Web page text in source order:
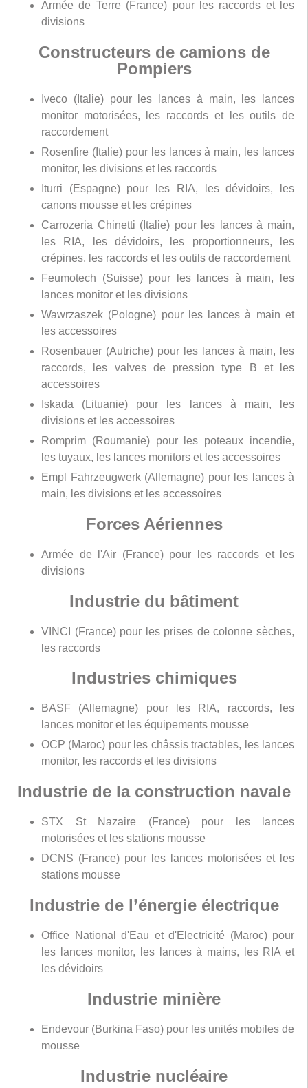
Armée de Terre (France) pour les raccords et les
divisions
Constructeurs de camions de
Pompiers
Iveco (Italie) pour les lances à main, les lances
monitor motorisées, les raccords et les outils de
raccordement
Rosenfire (Italie) pour les lances à main, les lances
monitor, les divisions et les raccords
Iturri (Espagne) pour les RIA, les dévidoirs, les
canons mousse et les crépines
Carrozeria Chinetti (Italie) pour les lances à main,
les RIA, les dévidoirs, les proportionneurs, les
crépines, les raccords et les outils de raccordement
Feumotech (Suisse) pour les lances à main, les
lances monitor et les divisions
Wawrzaszek (Pologne) pour les lances à main et
les accessoires
Rosenbauer (Autriche) pour les lances à main, les
raccords, les valves de pression type B et les
accessoires
Iskada (Lituanie) pour les lances à main, les
divisions et les accessoires
Romprim (Roumanie) pour les poteaux incendie,
les tuyaux, les lances monitors et les accessoires
Empl Fahrzeugwerk (Allemagne) pour les lances à
main, les divisions et les accessoires
Forces Aériennes
Armée de l'Air (France) pour les raccords et les
divisions
Industrie du bâtiment
VINCI (France) pour les prises de colonne sèches,
les raccords
Industries chimiques
BASF (Allemagne) pour les RIA, raccords, les
lances monitor et les équipements mousse
OCP (Maroc) pour les châssis tractables, les lances
monitor, les raccords et les divisions
Industrie de la construction navale
STX St Nazaire (France) pour les lances
motorisées et les stations mousse
DCNS (France) pour les lances motorisées et les
stations mousse
Industrie de l’énergie électrique
Office National d'Eau et d'Electricité (Maroc) pour
les lances monitor, les lances à mains, les RIA et
les dévidoirs
Industrie minière
Endevour (Burkina Faso) pour les unités mobiles de
mousse
Industrie nucléaire